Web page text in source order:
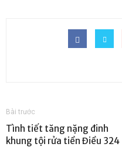
Bài trước
Tình tiết tăng nặng đinh
khung tội rửa tiền Điều 324